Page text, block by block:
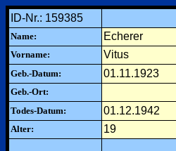
ID-Nr.: 159385
Name: Echerer
Vorname:
Vitus
Geb.-Datum:
01.11.1923
Geb.-Ort:
Todes-Datum: 01.12.1942
Alter: 19